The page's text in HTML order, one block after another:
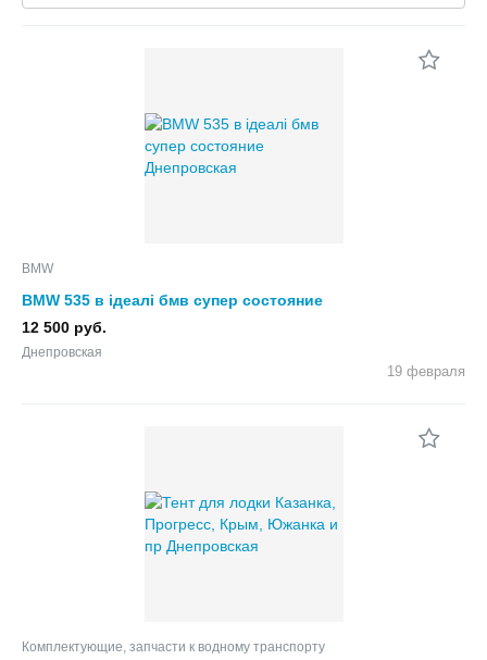
BMW
BMW 535 в ідеалі бмв супер состояние
12 500 руб.
Днепровская
19 февраля
Комплектующие, запчасти к водному транспорту